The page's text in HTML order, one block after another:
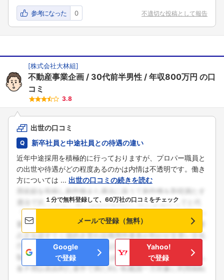
参考になった 0 不適切な投稿として報告
[株式会社大林組]
不動産事業企画 30代前半男性 年収800万円 の口
コミ
3.8
出世の口コミ
新卒社員と中途社員との待遇の違い
近年中途採用を積極的に行っておりますが、プロパー職員と
の出世や待遇がどの程度あるのかは内情は不透明です。働き
方については ... 出世の口コミの続きを読む
１分で無料登録して、60万社の口コミをチェック
メールで登録（無料）
Google
で登録
Yahoo!
で登録